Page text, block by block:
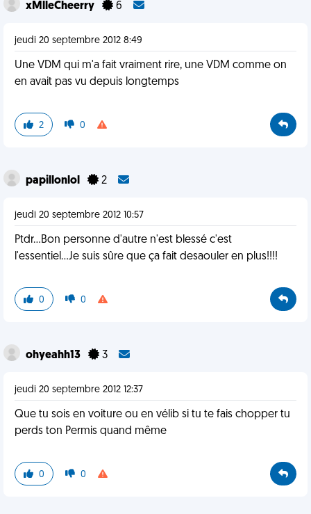
xMlleCheerry 6
jeudi 20 septembre 2012 8:49
Une VDM qui m'a fait vraiment rire, une VDM comme on
en avait pas vu depuis longtemps
2 0
papillonlol 2
jeudi 20 septembre 2012 10:57
Ptdr...Bon personne d'autre n'est blessé c'est
l'essentiel...Je suis sûre que ça fait desaouler en plus!!!!
0 0
ohyeahh13 3
jeudi 20 septembre 2012 12:37
Que tu sois en voiture ou en vélib si tu te fais chopper tu
perds ton Permis quand même
0 0